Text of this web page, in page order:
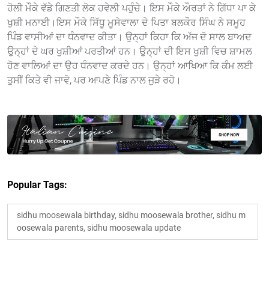
ਹੋਲੀ ਮੌਕੇ ਵੱਡੇ ਗਿਣਤੀ ਲੋਕ ਹਵੇਲੀ ਪਹੁੰਚੇ। ਇਸ ਮੌਕੇ ਔਰਤਾਂ ਨੇ ਗਿੱਧਾ ਪਾ ਕੇ
ਖੁਸ਼ੀ ਮਨਾਈ।ਇਸ ਮੌਕੇ ਸਿੱਧੂ ਮੂਸੇਵਾਲਾ ਦੇ ਪਿਤਾ ਬਲਕੌਰ ਸਿੰਘ ਨੇ ਸਮੂਹ
ਪਿੰਡ ਵਾਸੀਆਂ ਦਾ ਧੰਨਵਾਦ ਕੀਤਾ। ਉਨ੍ਹਾਂ ਕਿਹਾ ਕਿ ਅੱਜ ਦੋ ਸਾਲ ਬਾਅਦ
ਉਨ੍ਹਾਂ ਦੇ ਘਰ ਖੁਸ਼ੀਆਂ ਪਰਤੀਆਂ ਹਨ। ਉਨ੍ਹਾਂ ਦੀ ਇਸ ਖੁਸ਼ੀ ਵਿਚ ਸ਼ਾਮਲ
ਹੋਣ ਵਾਲਿਆਂ ਦਾ ਉਹ ਧੰਨਵਾਦ ਕਰਦੇ ਹਨ। ਉਨ੍ਹਾਂ ਆਖਿਆ ਕਿ ਕੰਮ ਲਈ
ਤੁਸੀਂ ਕਿਤੇ ਵੀ ਜਾਵੋ, ਪਰ ਆਪਣੇ ਪਿੰਡ ਨਾਲ ਜੁੜੇ ਰਹੋ।
Popular Tags:
sidhu moosewala birthday, sidhu moosewala brother, sidhu m
oosewala parents, sidhu moosewala update